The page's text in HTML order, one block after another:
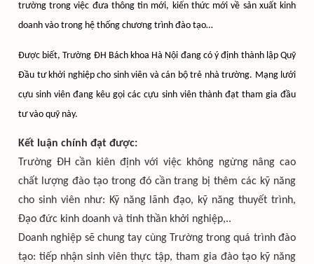
trường trong việc đưa thông tin mới, kiến thức mới về sản xuất kinh
doanh vào trong hệ thống chương trình đào tạo…
Được biết, Trường ĐH Bách khoa Hà Nội đang có ý định thành lập Quỹ
Đầu tư khởi nghiệp cho sinh viên và cán bộ trẻ nhà trường. Mạng lưới
cựu sinh viên đang kêu gọi các cựu sinh viên thành đạt tham gia đầu
tư vào quỹ này.
Kết luận chính đạt được:
Trường ĐH cần kiên định với việc không ngừng nâng cao
chất lượng đào tạo trong đó cần trang bị thêm các kỹ năng
cho sinh viên như: Kỹ năng lãnh đạo, kỹ năng thuyết trình,
Đạo đức kinh doanh và tinh thần khởi nghiệp,..
Doanh nghiệp sẽ chung tay cùng Trường trong quá trình đào
tạo: tiếp nhận sinh viên thực tập, tham gia đào tạo kỹ năng